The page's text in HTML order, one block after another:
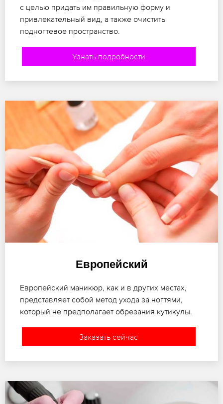
с целью придать им правильную форму и
привлекательный вид, а также очистить
подногтевое пространство.
Узнать подробности
Европейский
Европейский маникюр, как и в других местах,
представляет собой метод ухода за ногтями,
который не предполагает обрезания кутикулы.
Заказать сейчас